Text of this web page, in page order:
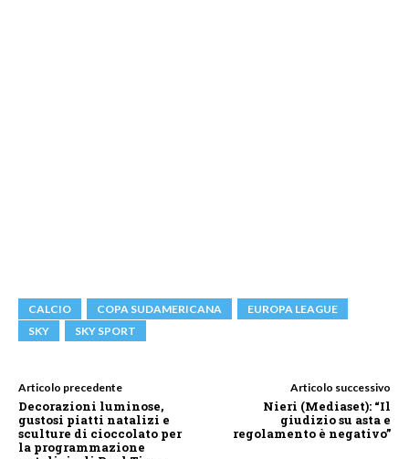
CALCIO COPA SUDAMERICANA
EUROPA LEAGUE
SKY
SKY SPORT
Articolo precedente
Decorazioni luminose,
gustosi piatti natalizi e
sculture di cioccolato per
la programmazione
Articolo successivo
Nieri (Mediaset): “Il
giudizio su asta e
regolamento è negativo”